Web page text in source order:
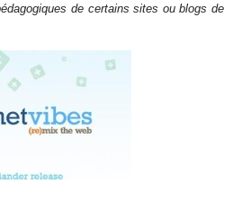
de certains sites ou blogs de